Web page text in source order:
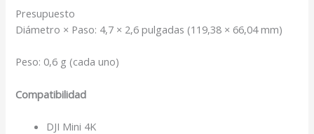
Presupuesto
Diámetro × Paso: 4,7 × 2,6 pulgadas (119,38 × 66,04 mm)
Peso: 0,6 g (cada uno)
Compatibilidad
DJI Mini 4K